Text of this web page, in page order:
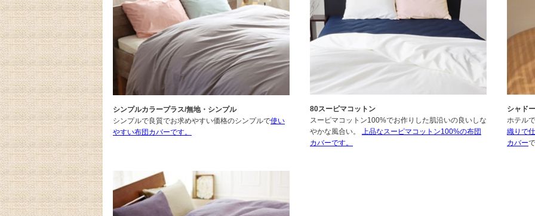
シンプルカラープラス/無地・シンプル
シンプルで良質でお求めやすい価格のシンプルで使い
やすい布団カバーです。
80スーピマコットン
スーピマコットン100%でお作りした肌沿いの良いしな
やかな風合い。 上品なスーピマコットン100%の布団
カバーです。
シャド
ホテル
織りで
カバー